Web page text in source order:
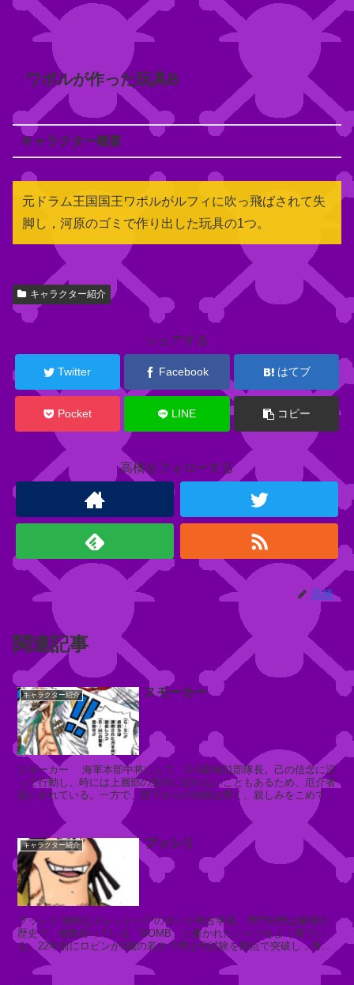
ワポルが作った玩具B
キャラクター概要
元ドラム王国国王ワポルがルフィに吹っ飛ばされて失
脚し，河原のゴミで作り出した玩具の1つ。
関
連
ャ
タ
ラ
ク
ド
国
ワ
ポ
ル
レ
ラ
ハ
コ
キャラクター紹介
シェアする
Twitter Facebook はてブ
Pocket LINE コピー
高橋をフォローする
高橋
関連記事
キャラクター紹介 スモーカー
スモーカー 海軍本部中将にして、G-5基地01部隊長。己の信念に沿
って行動し、時には上層部の意向に従わないこともあるため、厄介者
扱いされている。一方で、部下からの信頼は厚く、親しみをこめて
「スモやん」と呼ば...
キャラクター紹介 ブッシリ
ブッシリ 独特なドレットヘアのオハラ考古学者。専門分野は爆弾の
歴史で，複数持っている「BOMB」と書かれたシャツをよく着てい
る。22年前にロビンが8歳の若さで博士号試験を満点で突破し，考古
学者となったときには，クロー...